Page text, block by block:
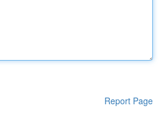
Report Page